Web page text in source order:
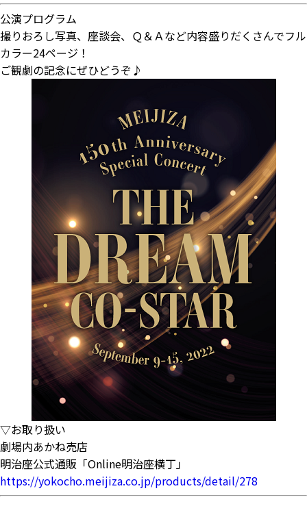
公演プログラム
撮りおろし写真、座談会、Ｑ＆Ａなど内容盛りだくさんでフル
カラー24ページ！
ご観劇の記念にぜひどうぞ♪
▽お取り扱い
劇場内あかね売店
明治座公式通販「Online明治座横丁」
https://yokocho.meijiza.co.jp/products/detail/278